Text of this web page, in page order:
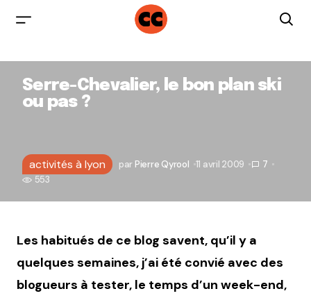
Serre-Chevalier, le bon plan ski
ou pas ?
activités à lyon par Pierre Qyrool 11 avril 2009
7
553
Les habitués de ce blog savent, qu’il y a
quelques semaines, j’ai été convié avec des
blogueurs à tester, le temps d’un week-end,